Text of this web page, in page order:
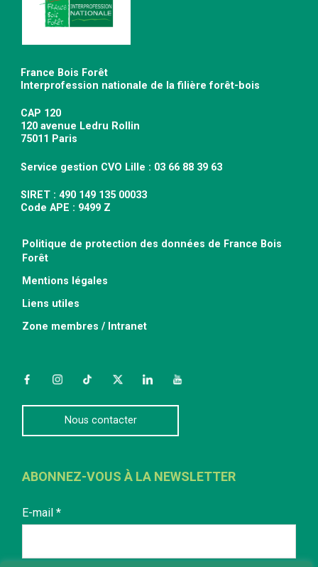
France Bois Forêt
Interprofession nationale de la filière forêt-bois
CAP 120
120 avenue Ledru Rollin
75011 Paris
Service gestion CVO Lille : 03 66 88 39 63
SIRET : 490 149 135 00033
Code APE : 9499 Z
Politique de protection des données de France Bois
Forêt
Mentions légales
Liens utiles
Zone membres / Intranet
FacebookInstagramTikTokTwitterLinkedInYouTube
Nous contacter
ABONNEZ-VOUS À LA NEWSLETTER
E-mail *